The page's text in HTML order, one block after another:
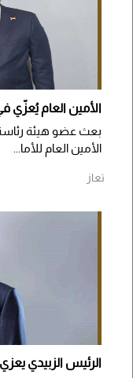
الأمين العام يُعزّي
بعث عضو هيئة رئاسة
الأمين العام للأما...
تعاز
الرئيس الزبيدي